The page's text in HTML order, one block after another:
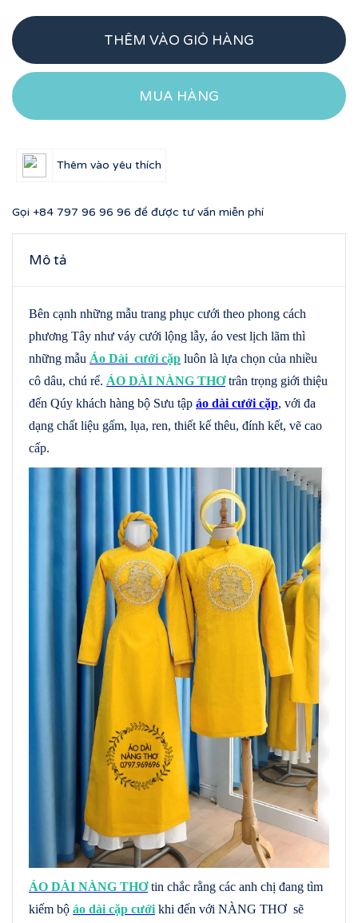
THÊM VÀO GIỎ HÀNG
MUA HÀNG
Thêm vào yêu thích
Gọi +84 797 96 96 96 để được tư vấn miễn phí
Mô tả
Bên cạnh những mẫu trang phục cưới theo phong cách
phương Tây như váy cưới lộng lẫy, áo vest lịch lãm thì
những mẫu Áo Dài cưới cặp luôn là lựa chọn của nhiều
cô dâu, chú rể. ÁO DÀI NÀNG THƠtrân trọng giới thiệu
đến Qúy khách hàng bộ Sưu tập áo dài cưới cặp, với đa
dạng chất liệu gấm, lụa, ren, thiết kế thêu, đính kết, vẽ cao
cấp.
ÁO DÀI NÀNG THƠtin chắc rằng các anh chị đang tìm
kiếm bộ áo dài cặp cưới khi đến với NÀNG THƠ sẽ